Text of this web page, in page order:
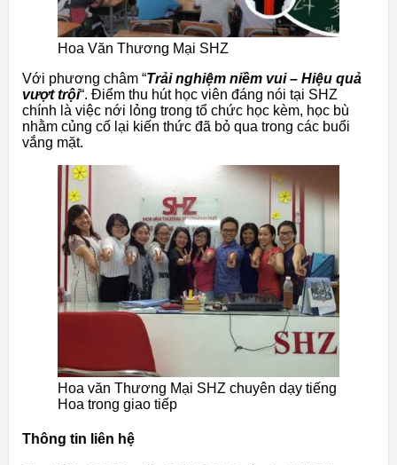
Hoa Văn Thương Mại SHZ
Với phương châm “Trải nghiệm niềm vui – Hiệu quả
vượt trội“. Điểm thu hút học viên đáng nói tại SHZ
chính là việc nới lỏng trong tổ chức học kèm, học bù
nhằm củng cố lại kiến thức đã bỏ qua trong các buổi
vắng mặt.
Hoa văn Thương Mại SHZ chuyên dạy tiếng
Hoa trong giao tiếp
Thông tin liên hệ